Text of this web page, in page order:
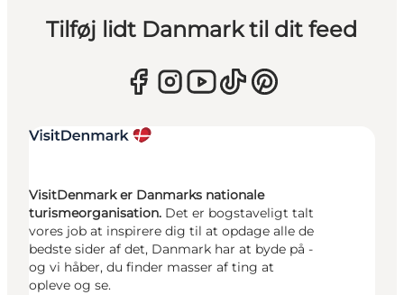
Tilføj lidt Danmark til dit feed
VisitDenmark er Danmarks nationale
turismeorganisation. Det er bogstaveligt talt
vores job at inspirere dig til at opdage alle de
bedste sider af det, Danmark har at byde på -
og vi håber, du finder masser af ting at
opleve og se.